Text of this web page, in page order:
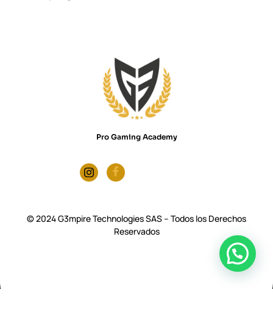
Pro Gaming Academy
© 2024 G3mpire Technologies SAS – Todos los Derechos
Reservados